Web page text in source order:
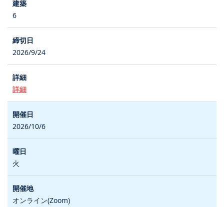
6
2026/9/24
詳細
2026/10/6
火
オンライン(Zoom)